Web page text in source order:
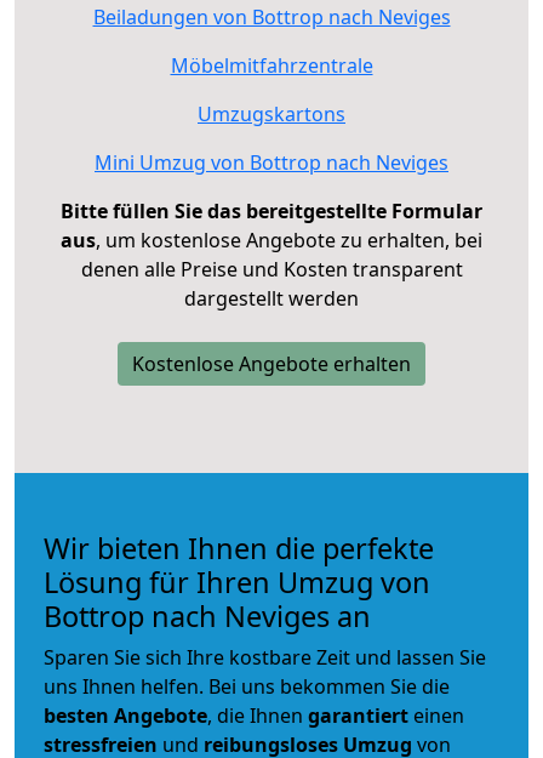
Beiladungen von Bottrop nach Neviges
Möbelmitfahrzentrale
Umzugskartons
Mini Umzug von Bottrop nach Neviges
Bitte füllen Sie das bereitgestellte Formular
aus, um kostenlose Angebote zu erhalten, bei
denen alle Preise und Kosten transparent
dargestellt werden
Kostenlose Angebote erhalten
Wir bieten Ihnen die perfekte
Lösung für Ihren Umzug von
Bottrop nach Neviges an
Sparen Sie sich Ihre kostbare Zeit und lassen Sie
uns Ihnen helfen. Bei uns bekommen Sie die
besten Angebote, die Ihnen garantiert einen
stressfreien und reibungsloses Umzug von